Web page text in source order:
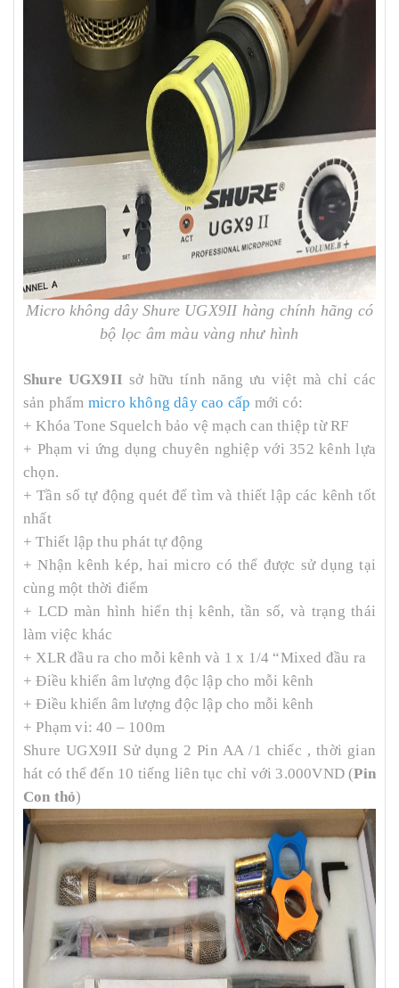
Micro không dây Shure UGX9II hàng chính hãng có
bộ lọc âm màu vàng như hình
Shure UGX9II sở hữu tính năng ưu việt mà chỉ các
sản phẩm micro không dây cao cấp mới có:
+ Khóa Tone Squelch bảo vệ mạch can thiệp từ RF
+ Phạm vi ứng dụng chuyên nghiệp với 352 kênh lựa
chọn.
+ Tần số tự động quét để tìm và thiết lập các kênh tốt
nhất
+ Thiết lập thu phát tự động
+ Nhận kênh kép, hai micro có thể được sử dụng tại
cùng một thời điểm
+ LCD màn hình hiển thị kênh, tần số, và trạng thái
làm việc khác
+ XLR đầu ra cho mỗi kênh và 1 x 1/4 “Mixed đầu ra
+ Điều khiển âm lượng độc lập cho mỗi kênh
+ Điều khiển âm lượng độc lập cho mỗi kênh
+ Phạm vi: 40 – 100m
Shure UGX9II Sử dụng 2 Pin AA /1 chiếc , thời gian
hát có thể đến 10 tiếng liên tục chỉ với 3.000VND (Pin
Con thỏ)